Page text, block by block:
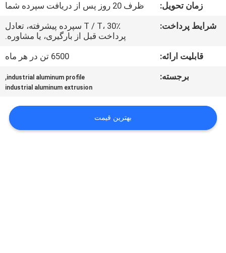
کنترل
کیفیت
بگیرید
زمان تحویل:
ظرف 20 روز پس از دریافت سپرده شما
شرایط پرداخت:
T / T، 30٪ سپرده پیشرفته، تعادل
پرداخت قبل از بارگیری، یا مشاوره.
قابلیت ارائه:
6500 تن در هر ماه
برجسته:
industrial aluminum profile
,
industrial aluminum extrusion
بهترین قیمت